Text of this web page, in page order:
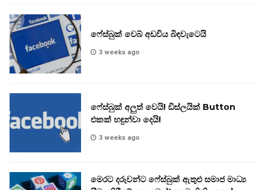
ෆේස්බුක් වෙබ් අඩවිය බිඳවැටෙයි
3 weeks ago
ෆේස්බුක් අලුත් වෙයි! ඩිස්ලයික් Button
එකක් හඳුන්වා දෙයි!
3 weeks ago
මෙරට දරුවන්ට ෆේස්බුක් ඇතුළු සමාජ මාධ්‍ය